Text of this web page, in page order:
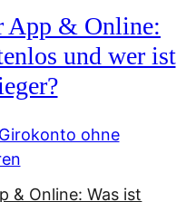
App & Online:
und wer ist
ohne